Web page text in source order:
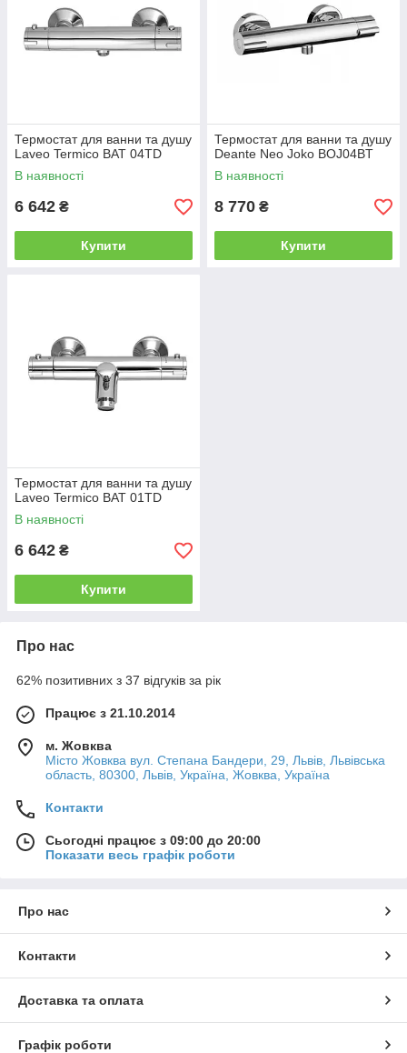
Термостат для ванни та душу
Laveo Termico BAT 04TD
В наявності
6 642 ₴
Купити
Термостат для ванни та душу
Deante Neo Joko BOJ04BT
В наявності
8 770 ₴
Купити
Термостат для ванни та душу
Laveo Termico BAT 01TD
В наявності
6 642 ₴
Купити
Про нас
62% позитивних з 37 відгуків за рік
Працює з 21.10.2014
м. Жовква
Місто Жовква вул. Степана Бандери, 29, Львів, Львівська
область, 80300, Львів, Україна, Жовква, Україна
Контакти
Сьогодні працює з 09:00 до 20:00
Показати весь графік роботи
Про нас
Контакти
Доставка та оплата
Графік роботи